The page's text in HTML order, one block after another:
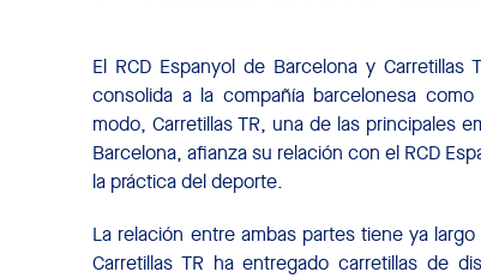
El RCD Espanyol de Barcelona y
consolida a la compañía barcelonesa
modo, Carretillas TR, una de las principales
Barcelona, afianza su relación con el RCD
la práctica del deporte.
La relación entre ambas partes tiene ya
Carretillas TR ha entregado carretillas de